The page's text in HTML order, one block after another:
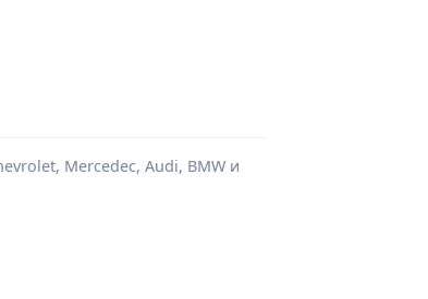
Mercedec, Audi, BMW и